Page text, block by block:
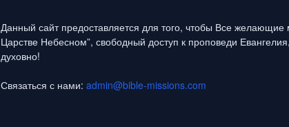
Данный сайт предоставляется для того, чтобы Все
Царстве Небесном”, свободный доступ к проповеди
духовно!
Связаться с нами: admin@bible-missions.com